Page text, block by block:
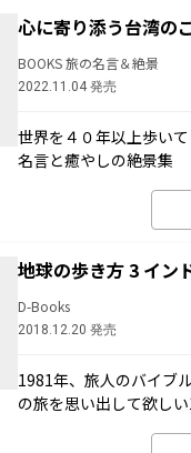
心に寄り添う台湾の
BOOKS 旅の名言＆絶景
2022.11.04 発売
世界を４０年以上歩い
名言と癒やしの絶景集
地球の歩き方 3 イン
D-Books
2018.12.20 発売
1981年、旅人のバイブ
の旅を思い出して欲しい